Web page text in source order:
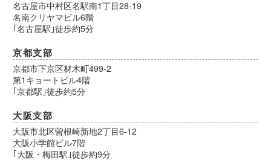
名古屋市中村区名駅南1丁目28-19
名南クリヤマビル6階
｢名古屋駅｣徒歩約5分
京都支部
京都市下京区材木町499-2
第1キョートビル4階
｢京都駅｣徒歩約5分
大阪支部
大阪市北区曽根崎新地2丁目6-12
大阪小学館ビル7階
｢大阪・梅田駅｣徒歩約9分